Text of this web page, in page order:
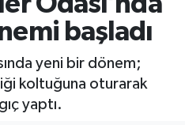
başladı
yeni bir dönem;
koltuğuna oturarak
yaptı.